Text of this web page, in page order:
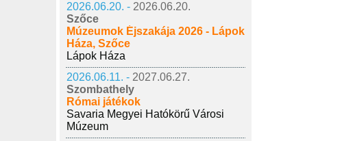
2026.06.20. - 2026.06.20.
Szőce
Múzeumok Éjszakája 2026 - Lápok
Háza, Szőce
Lápok Háza
2026.06.11. - 2027.06.27.
Szombathely
Római játékok
Savaria Megyei Hatókörű Városi
Múzeum